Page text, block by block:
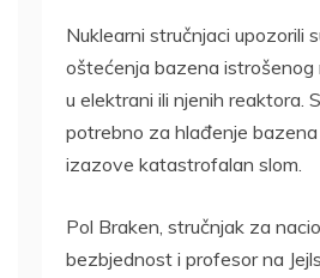
Nuklearni stručnjaci upozorili
oštećenja bazena istrošenog
u elektrani ili njenih reaktora.
potrebno za hlađenje bazena
izazove katastrofalan slom.
Pol Braken, stručnjak za
bezbjednost i profesor na